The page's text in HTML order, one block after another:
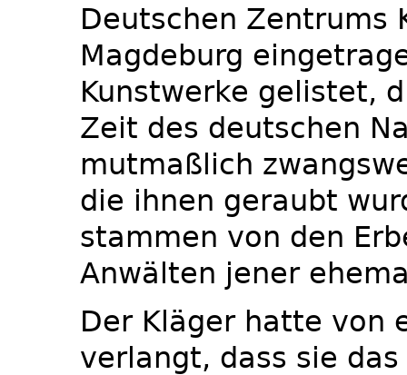
Deutschen Zentrums
Magdeburg
Kunstwerke gelistet,
Zeit des deutschen
mutmaßlich
die ihnen geraubt
stammen von den
Anwälten jener
Der Kläger hatte von
verlangt, dass sie